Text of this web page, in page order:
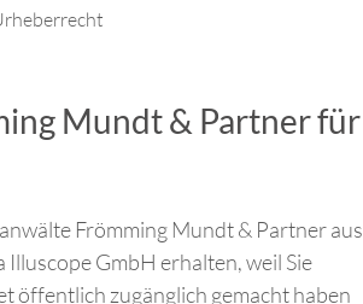
Mundt & Partner für
Frömming Mundt & Partner aus
GmbH erhalten, weil Sie
öffentlich zugänglich gemacht haben